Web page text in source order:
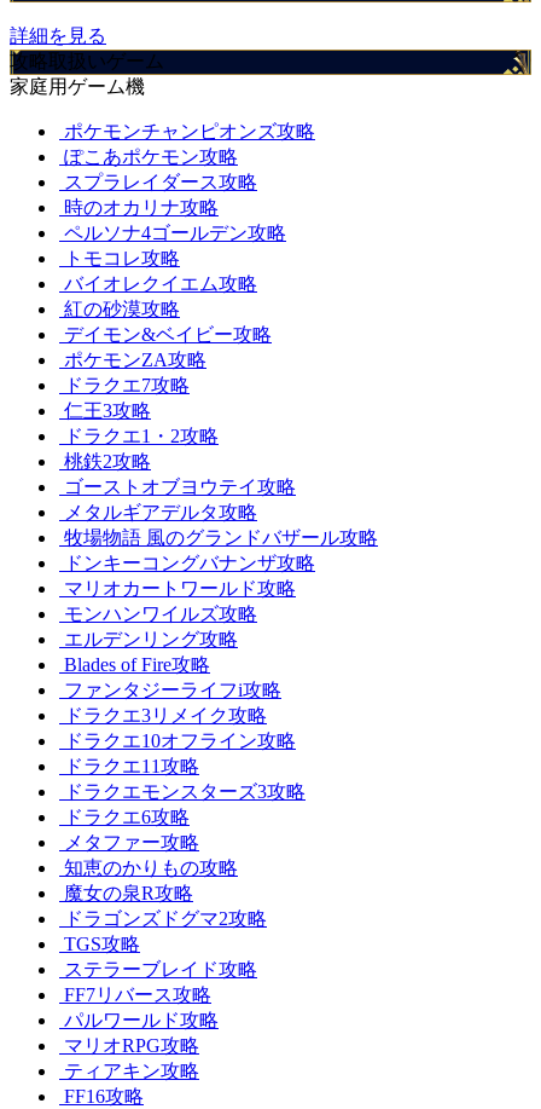
詳細を見る
攻略取扱いゲーム
家庭用ゲーム機
ポケモンチャンピオンズ攻略
ぽこあポケモン攻略
スプラレイダース攻略
時のオカリナ攻略
ペルソナ4ゴールデン攻略
トモコレ攻略
バイオレクイエム攻略
紅の砂漠攻略
デイモン&ベイビー攻略
ポケモンZA攻略
ドラクエ7攻略
仁王3攻略
ドラクエ1・2攻略
桃鉄2攻略
ゴーストオブヨウテイ攻略
メタルギアデルタ攻略
牧場物語 風のグランドバザール攻略
ドンキーコングバナンザ攻略
マリオカートワールド攻略
モンハンワイルズ攻略
エルデンリング攻略
Blades of Fire攻略
ファンタジーライフi攻略
ドラクエ3リメイク攻略
ドラクエ10オフライン攻略
ドラクエ11攻略
ドラクエモンスターズ3攻略
ドラクエ6攻略
メタファー攻略
知恵のかりもの攻略
魔女の泉R攻略
ドラゴンズドグマ2攻略
TGS攻略
ステラーブレイド攻略
FF7リバース攻略
パルワールド攻略
マリオRPG攻略
ティアキン攻略
FF16攻略